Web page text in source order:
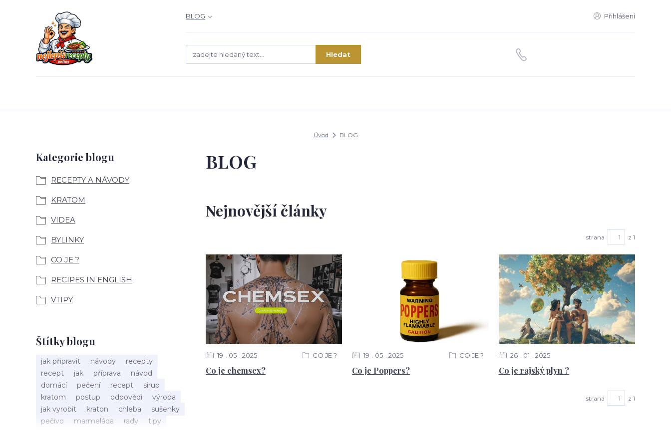
BLOG Přihlášení
Hledat
Úvod BLOG
Kategorie blogu
RECEPTY A NÁVODY
KRATOM
VIDEA
BYLINKY
CO JE ?
RECIPES IN ENGLISH
VTIPY
Štítky blogu
jak připravit návody
recepty
recept
jak příprava
návod
domácí
pečení recept
sirup
kratom
postup odpovědi
výroba
jak vyrobit
kraton chleba
sušenky
pečivo
marmeláda rady
tipy
BLOG
Nejnovější články
strana z 1
Co je chemsex?
19 05 2025 CO JE ?
Co je Poppers?
19 05 2025 CO JE ?
Co je rajský plyn ?
26 01 2025
strana z 1